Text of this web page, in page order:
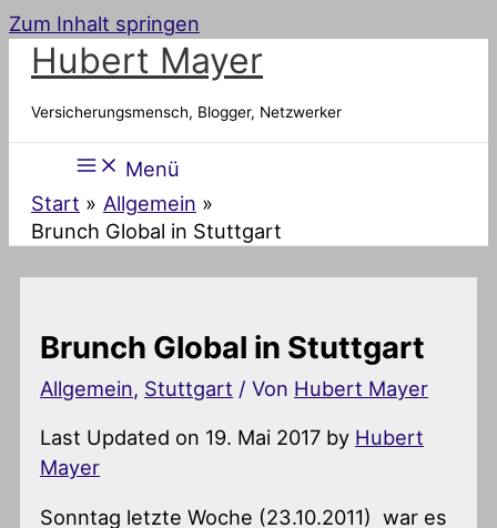
Zum Inhalt springen
Hubert Mayer
Versicherungsmensch, Blogger, Netzwerker
Menü
Start
Allgemein
Brunch Global in Stuttgart
Brunch Global in Stuttgart
Allgemein, Stuttgart / Von Hubert Mayer
Last Updated on 19. Mai 2017 by Hubert
Mayer
Sonntag letzte Woche (23.10.2011) war es